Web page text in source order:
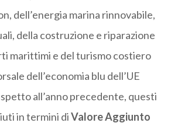
dell’energia marina rinnovabile,
della costruzione e riparazione
marittimi e del turismo costiero
dell’economia blu dell’UE
all’anno precedente, questi
in termini diValore Aggiunto